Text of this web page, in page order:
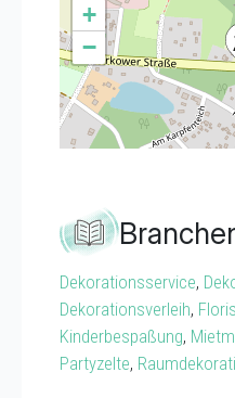
+
−
Dekorationsservice,
Dekorationsverleih,
Kinderbespaßung,
Partyzelte,